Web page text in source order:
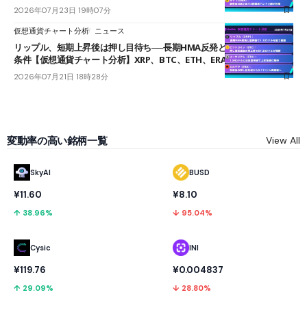
2026年07月23日 19時07分
仮想通貨チャート分析 ニュース
リップル、短期上昇後は押し目待ち──長期HMA反発と雲上抜けが買い
条件【仮想通貨チャート分析】XRP、BTC、ETH、ERA
2026年07月21日 18時28分
変動率の高い銘柄一覧 View All
SkyAI
¥11.60
↑ 38.96%
Cysic
¥119.76
↑ 29.09%
BUSD
¥8.10
↓ 95.04%
INI
¥0.004837
↓ 28.80%